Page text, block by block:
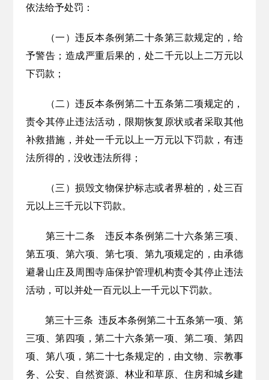
依法给予处罚：
（一）违反本条例第二十条第三款规定的，给
予警告；造成严重后果的，处二千元以上二万元以
下罚款；
（二）违反本条例第二十五条第二项规定的，
责令其停止违法活动，限期恢复原状或者采取其他
补救措施，并处一千元以上一万元以下罚款，有违
法所得的，没收违法所得；
（三）损毁文物保护标志或者界桩的，处三百
元以上三千元以下罚款。
第三十二条 违反本条例第二十六条第三项、
第五项、第六项、第七项 、第九项规定的，由承德
避暑山庄及周围寺庙保护管理机构责令其停止违法
活动，可以并处一百元以上一千元以下罚款。
第三十三条 违反本条例第二十五条第一项、第
三项、第四项，第二十六条第一项、第二项、第四
项、第八项，第二十七条规定的，由文物、宗教事
务
公安、自然资源、林业和草原、住房和城乡建